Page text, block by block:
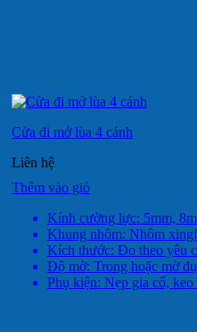
Cửa đi mở lùa 4 cánh
Liên hệ
Thêm vào giỏ
Kính cường lực: 5mm,
Khung nhôm: Nhôm
Kích thước: Đo theo yêu
Độ mờ: Trong hoặc mờ
Phụ kiện: Nẹp gia cố,